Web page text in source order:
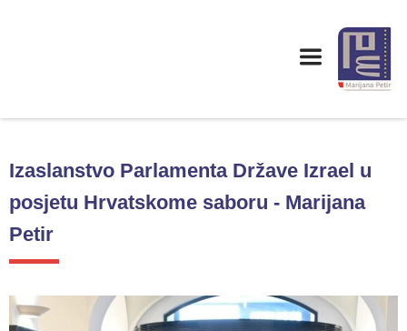
Izaslanstvo Parlamenta Države Izrael u
posjetu Hrvatskome saboru - Marijana
Petir